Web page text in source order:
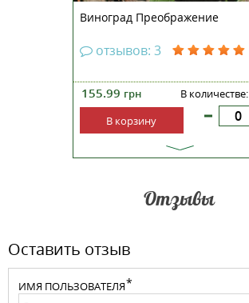
Виноград Преображение
отзывов: 3
155.99 грн В количестве:
В корзину
Отзывы
Оставить отзыв
ИМЯ ПОЛЬЗОВАТЕЛЯ